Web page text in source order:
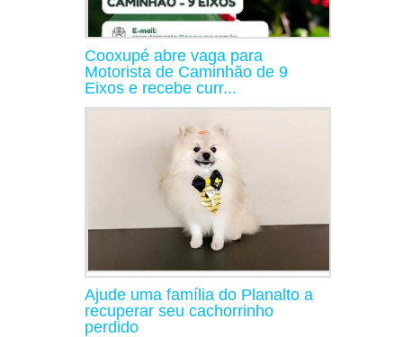
Cooxupé abre vaga para
Motorista de Caminhão de 9
Eixos e recebe curr...
Ajude uma família do Planalto a
recuperar seu cachorrinho
perdido